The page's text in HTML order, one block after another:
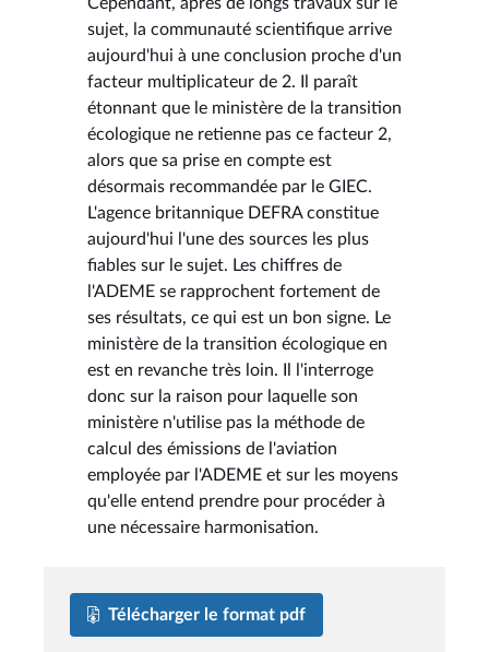
sujet, la communauté scientifique arrive
aujourd'hui à une conclusion proche d'un
facteur multiplicateur de 2. Il paraît
étonnant que le ministère de la transition
écologique ne retienne pas ce facteur 2,
alors que sa prise en compte est
désormais recommandée par le GIEC.
L'agence britannique DEFRA constitue
aujourd'hui l'une des sources les plus
fiables sur le sujet. Les chiffres de
l'ADEME se rapprochent fortement de
ses résultats, ce qui est un bon signe. Le
ministère de la transition écologique en
est en revanche très loin. Il l'interroge
donc sur la raison pour laquelle son
ministère n'utilise pas la méthode de
calcul des émissions de l'aviation
employée par l'ADEME et sur les moyens
qu'elle entend prendre pour procéder à
une nécessaire harmonisation.
Télécharger le format pdf